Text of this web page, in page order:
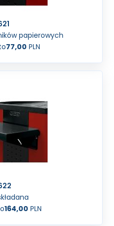
papierowych
77,00 PLN
164,00 PLN